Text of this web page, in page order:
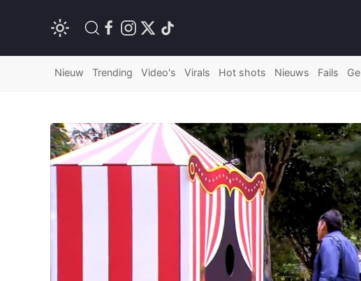
Nieuw Trending Video's Virals Hot shots Nieuws Fails